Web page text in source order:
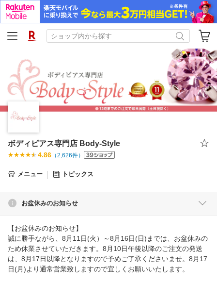
ボディピアス専門店 Body-Style
4.86 （2,626件）
メニュー トピックス
お盆休みのお知らせ
【お盆休みのお知らせ】
誠に勝手ながら、8月11日(火）～8月16日(日)までは、お盆休みの
ため休業させていただきます。8月10日午後以降のご注文の発送
は、8月17日以降となりますので予めご了承くださいませ。8月17
日(月)より通常営業致しますので宜しくお願いいたします。